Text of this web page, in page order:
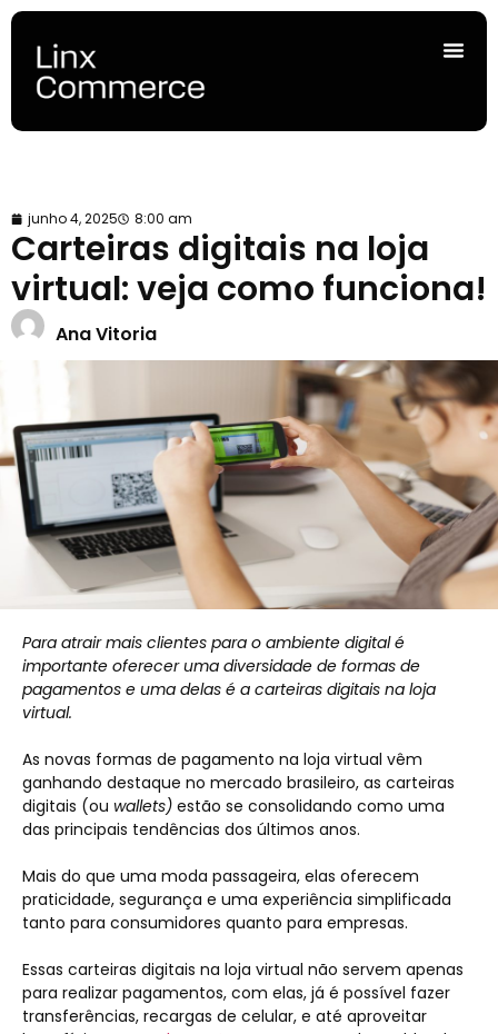
junho 4, 2025 8:00 am
Carteiras digitais na loja
virtual: veja como funciona!
Ana Vitoria
Para atrair mais clientes para o ambiente digital é
importante oferecer uma diversidade de formas de
pagamentos e uma delas é a carteiras digitais na loja
virtual.
As novas formas de pagamento na loja virtual vêm
ganhando destaque no mercado brasileiro, as carteiras
digitais (ou wallets) estão se consolidando como uma
das principais tendências dos últimos anos.
Mais do que uma moda passageira, elas oferecem
praticidade, segurança e uma experiência simplificada
tanto para consumidores quanto para empresas.
Essas carteiras digitais na loja virtual não servem apenas
para realizar pagamentos, com elas, já é possível fazer
transferências, recargas de celular, e até aproveitar